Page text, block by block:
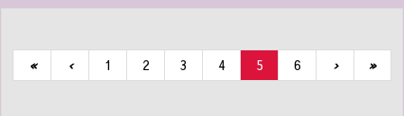
« ‹ 1 2 3 4 5 6 › »